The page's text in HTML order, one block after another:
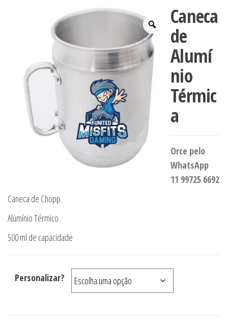
Caneca
de
Alumí
nio
Térmic
a
Orce pelo
WhatsApp
11 99725 6692
Caneca de Chopp
Alumínio Térmico
500 ml de capacidade
Personalizar?